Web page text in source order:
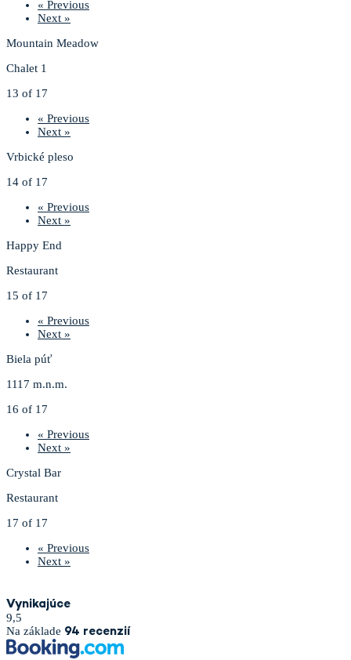
« Previous
Next »
Mountain Meadow
Chalet 1
13 of 17
« Previous
Next »
Vrbické pleso
14 of 17
« Previous
Next »
Happy End
Restaurant
15 of 17
« Previous
Next »
Biela púť
1117 m.n.m.
16 of 17
« Previous
Next »
Crystal Bar
Restaurant
17 of 17
« Previous
Next »
Vynikajúce
9,5
Na základe 94 recenzií